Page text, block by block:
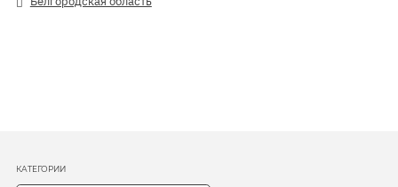
КАТЕГОРИИ